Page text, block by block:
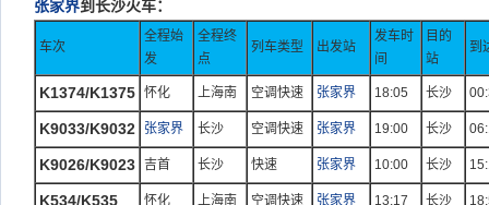
张家界到长沙火车：
车次
全程始
发
全程终
点
列车类型 出发站
发车时
间
目的
站
到
K1374/K1375 怀化 上海南 空调快速 张家界 18:05 长沙
K9033/K9032 张家界 长沙 空调快速 张家界 19:00 长沙
K9026/K9023 吉首 长沙 快速 张家界 10:00 长沙
K534/K535 怀化 上海南 空调快速 张家界 13:17 长沙